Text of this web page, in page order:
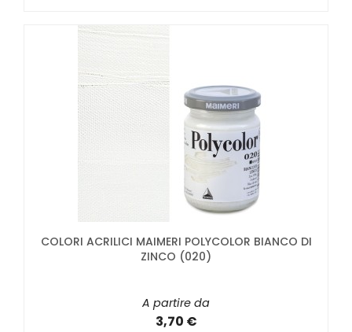
COLORI ACRILICI MAIMERI POLYCOLOR BIANCO DI
ZINCO (020)
A partire da
3,70 €